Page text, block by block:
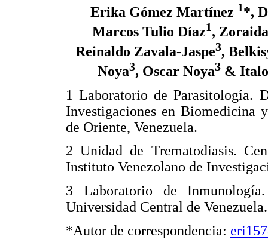
Erika Gómez Martínez 1*,
Marcos Tulio Díaz1,
Reinaldo Zavala-Jaspe3,
Noya3, Oscar Noya3 &
1 Laboratorio de Parasitología.
Investigaciones en Biomedicina
de Oriente, Venezuela.
2 Unidad de Trematodiasis.
Instituto Venezolano de
3 Laboratorio de
Universidad Central de
*Autor de correspondencia: